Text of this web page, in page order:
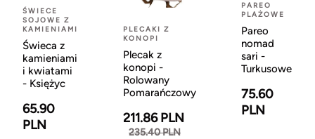
ŚWIECE
SOJOWE Z
KAMIENIAMI
Świeca z
kamieniami
i kwiatami
- Księżyc
65.90
PLN
PLECAKI Z
KONOPI
Plecak z
konopi -
Rolowany
Pomarańczowy
211.86 PLN
235.40 PLN
PAREO
PLAŻOWE
Pareo
nomad
sari -
Turkusowe
75.60
PLN